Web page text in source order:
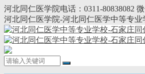
河北同仁医学院电话：0311-80838082
河北同仁医学院-河北同仁医学中等专业